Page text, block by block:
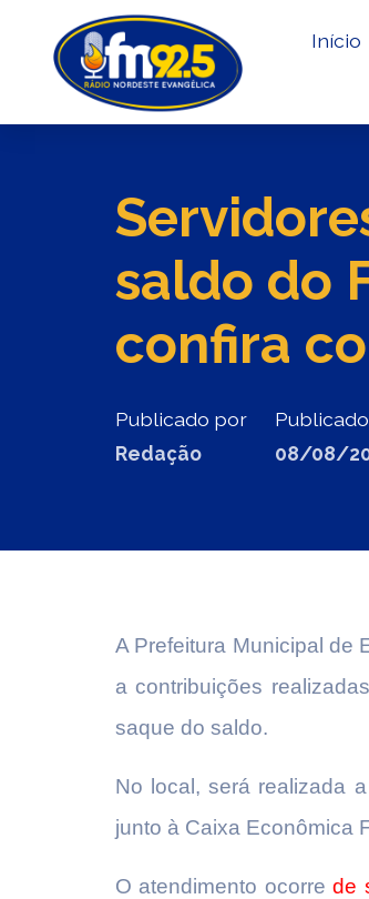
Início
saldo do
confira
Publicado por
Redação
08/08/
A Prefeitura Municipal de
a contribuições
saque do saldo.
No local, será realizada
junto à Caixa Econômica
O atendimento ocorrede